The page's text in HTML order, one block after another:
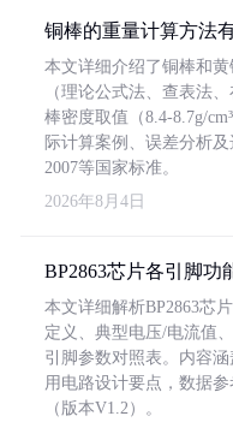
铜棒的重量计算方法
本文详细介绍了铜棒和
（理论公式法、查表法
棒密度取值（8.4-8.7g/
际计算案例、误差分析
2007等国家标准。
2026年8月4日
BP2863芯片各引脚功
本文详细解析BP2863芯
定义、典型电压/电流值
引脚参数对照表。内容
用电路设计要点，数据
（版本V1.2）。